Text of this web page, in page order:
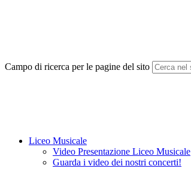
Campo di ricerca per le pagine del sito
Liceo Musicale
Video Presentazione Liceo Musicale
Guarda i video dei nostri concerti!